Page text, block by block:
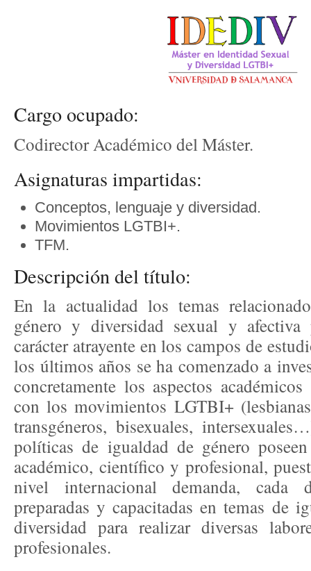
Cargo ocupado:
Codirector Académico del Máster.
Asignaturas impartidas:
Conceptos, lenguaje y diversidad.
Movimientos LGTBI+.
TFM.
Descripción del título:
En la actualidad los temas
género y diversidad sexual y afectiva
carácter atrayente en los campos de
los últimos años se ha comenzado a
concretamente los aspectos
con los movimientos LGTBI+
transgéneros, bisexuales,
políticas de igualdad de género
académico, científico y profesional,
nivel internacional demanda, cada
preparadas y capacitadas en temas de
diversidad para realizar diversas
profesionales.